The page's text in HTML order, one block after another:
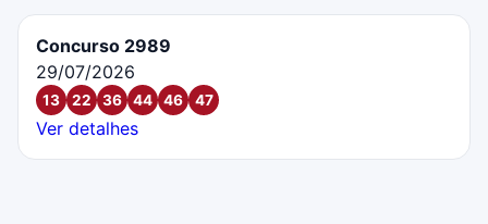
Concurso 2989
29/07/2026
13 22 36 44 46 47
Ver detalhes